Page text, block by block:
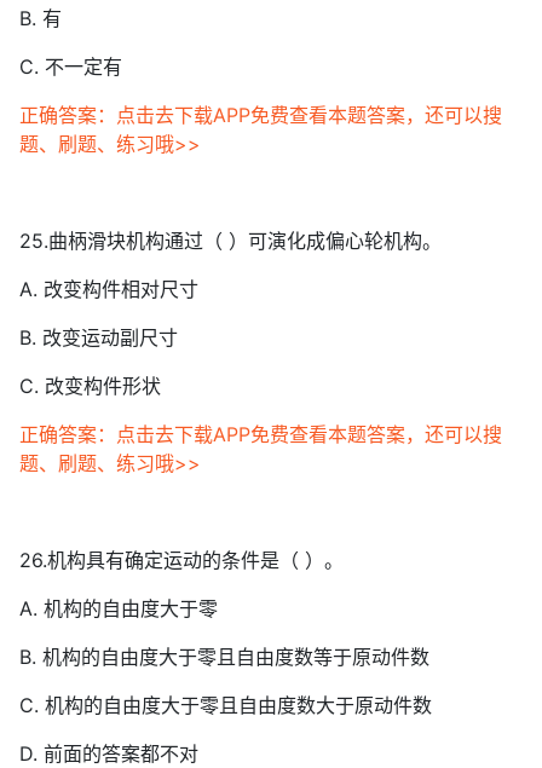
B. 有
C. 不一定有
正确答案：点击去下载APP免费查看本题答案，还可以搜
题、刷题、练习哦>>
25.曲柄滑块机构通过（ ）可演化成偏心轮机构。
A. 改变构件相对尺寸
B. 改变运动副尺寸
C. 改变构件形状
正确答案：点击去下载APP免费查看本题答案，还可以搜
题、刷题、练习哦>>
26.机构具有确定运动的条件是（ ）。
A. 机构的自由度大于零
B. 机构的自由度大于零且自由度数等于原动件数
C. 机构的自由度大于零且自由度数大于原动件数
D. 前面的答案都不对